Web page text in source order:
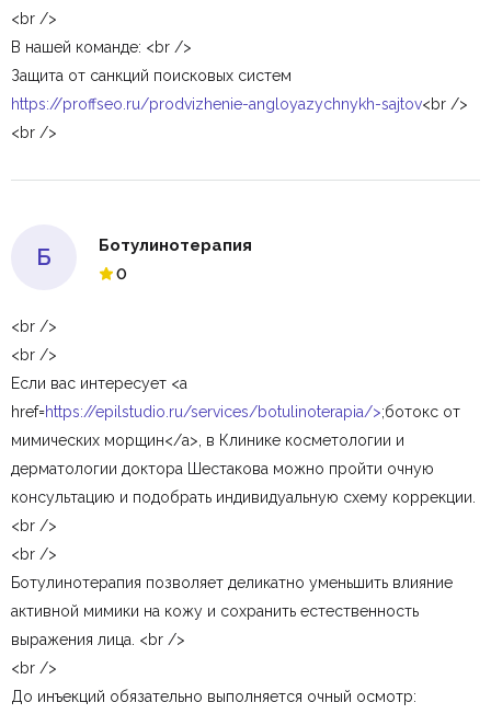
<br />
В нашей команде: <br />
Защита от санкций поисковых систем
https://proffseo.ru/prodvizhenie-angloyazychnykh-sajtov<br />
<br />
Б Ботулинотерапия
0
<br />
<br />
Если вас интересует <a
href=https://epilstudio.ru/services/botulinoterapia/>;ботокс от
мимических морщин</a>, в Клинике косметологии и
дерматологии доктора Шестакова можно пройти очную
консультацию и подобрать индивидуальную схему коррекции.
<br />
<br />
Ботулинотерапия позволяет деликатно уменьшить влияние
активной мимики на кожу и сохранить естественность
выражения лица. <br />
<br />
До инъекций обязательно выполняется очный осмотр: